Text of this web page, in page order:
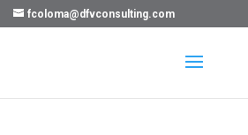
fcoloma@dfvconsulting.com